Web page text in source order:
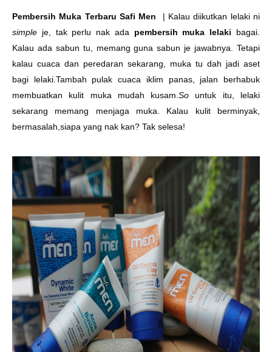
Pembersih Muka Terbaru Safi Men
| Kalau diikutkan lelaki ni
simple je, tak perlu nak ada pembersih muka lelaki bagai.
Kalau ada sabun tu, memang guna sabun je jawabnya. Tetapi
kalau cuaca dan peredaran sekarang, muka tu dah jadi aset
bagi lelaki.Tambah pulak cuaca iklim panas, jalan berhabuk
membuatkan kulit muka mudah kusam.So untuk itu, lelaki
sekarang memang menjaga muka. Kalau kulit berminyak,
bermasalah,siapa yang nak kan? Tak selesa!